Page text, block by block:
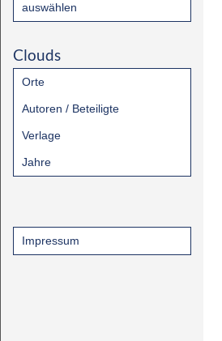
auswählen
Clouds
Orte
Autoren / Beteiligte
Verlage
Jahre
Impressum